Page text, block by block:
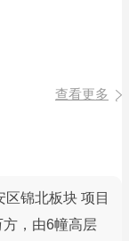
查看更多
锦北板块 项目
，由6幢高层